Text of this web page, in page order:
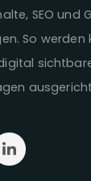
SEO und
So